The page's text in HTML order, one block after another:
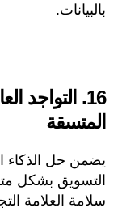
بالبيانات.
16.
التواجد
المتسقة
يضمن حل الذكاء
التسويق بشكل
سلامة العلامة